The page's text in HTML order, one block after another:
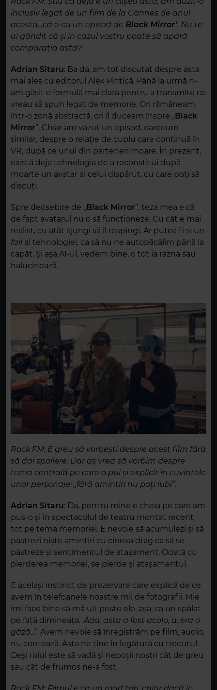
inclusiv legat de un film de la Cannes de anul
acesta, ,că e ca un episod de Black Mirror’. Nu te-
ai gândit că și în cazul vostru poate să apară
comparația asta?
Adrian Sitaru: Ba da, am tot discutat despre asta
mai ales cu editorul Alex Pintică. Până la urmă n-
am găsit o formulă mai clară pentru a transmite ce
vreau să spun legat de memorie. Ori rămâneam
într-o zonă abstractă, ori îl duceam înspre „ Black
Mirror”. Chiar am văzut un episod, oarecum
similar, despre o relație de cuplu care continuă în
VR, după ce unul din parteneri moare. În prezent,
există deja tehnologia de a reconstitui după
moarte un avatar al celui dispărut, cu care poți să
discuți.
Spre deosebire de „ Black Mirror”, teza mea e că
de fapt avatarul nu o să funcționeze. Cu cât e mai
realist, cu atât ajungi să îl respingi. Ar putea fi și un
fail al tehnologiei, ca să nu ne autopăcălim până la
capăt. Și așa AI-ul, vedem bine, o tot ia razna sau
halucinează.
Rock FM: E greu să vorbești despre acest film fără
să dai spoilere. Dar aș vrea să vorbim despre
tema centrală pe care o pui și explicit în cuvintele
unor personaje: „fără amintiri nu poți iubi”.
Adrian Sitaru: Da, pentru mine e cheia pe care am
pus-o și în spectacolul de teatru montat recent
tot pe tema memoriei. E nevoie să acumulezi și să
păstrezi niște amintiri cu cineva drag ca să se
păstreze și sentimentul de atașament. Odată cu
pierderea memoriei, se pierde și atașamentul.
E același instinct de prezervare care explică de ce
avem în telefoanele noastre mii de fotografii. Mie
îmi face bine să mă uit peste ele, așa, ca un spălat
pe față dimineața. ,Aaa, asta a fost acolo, a, era o
gâză...’ Avem nevoie să înregistrăm pe film, audio,
nu contează. Asta ne ține în legătură cu trecutul.
Deși rolul este să vadă și nepoții noștri cât de greu
sau cât de frumos ne-a fost.
Rock FM: Filmul e ca un road trip, chiar dacă în